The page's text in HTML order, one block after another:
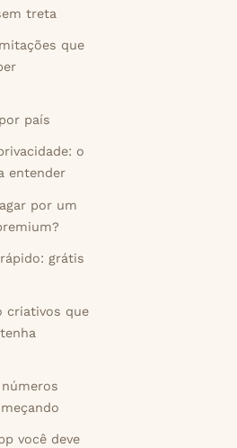
treta
que
país
o
entender
por um
grátis
criativos que
você deve